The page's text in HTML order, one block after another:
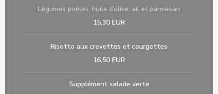
Légumes poêlés, huile d’olive, ail et parmesan
15,30 EUR
Risotto aux crevettes et courgettes
16,50 EUR
Supplément salade verte